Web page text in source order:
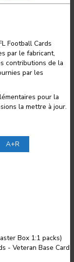
Football Cards
par le fabricant,
contributions de la
par les
pour la
la mettre à jour.
A+R
Box 1:1 packs)